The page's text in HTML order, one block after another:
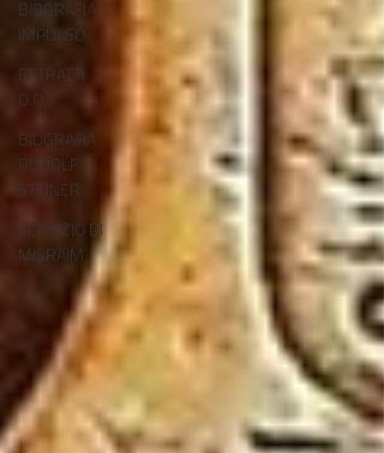
BIOGRAFIA
IMPULSO
ESTRATTI
O.O.
BIOGRAFIA
RUDOLF
STEINER
SERVIZIO DI
MISRAIM